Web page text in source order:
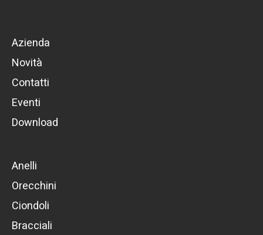
Azienda
Novità
Contatti
Eventi
Download
Anelli
Orecchini
Ciondoli
Bracciali